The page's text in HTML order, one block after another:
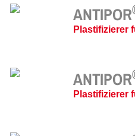
ANTIPOR
Plastifizierer
ANTIPOR
Plastifizierer